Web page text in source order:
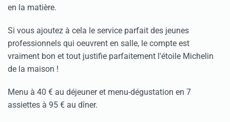
en la matière.
Si vous ajoutez à cela le service parfait des jeunes
professionnels qui oeuvrent en salle, le compte est
vraiment bon et tout justifie parfaitement l'étoile Michelin
de la maison !
Menu à 40 € au déjeuner et menu-dégustation en 7
assiettes à 95 € au dîner.